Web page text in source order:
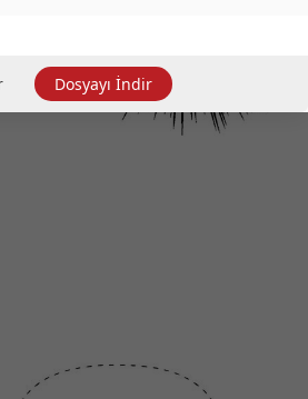
Dosyayı İndir